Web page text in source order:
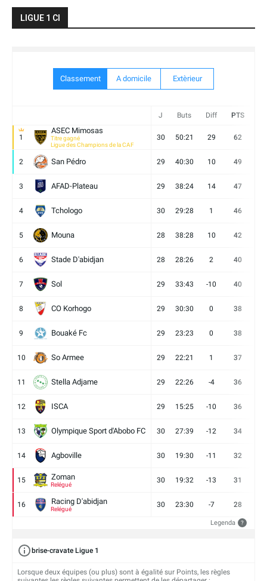
LIGUE 1 CI
Classement A domicile Extèrieur
J Buts Diff PTS
1
ASEC Mimosas
Titre gagné
Ligue des Champions de la CAF
30 50:21 29 62
2 San Pédro 29 40:30 10 49
3 AFAD-Plateau 29 38:24 14 47
4 Tchologo 30 29:28 1 46
5 Mouna 28 38:28 10 42
6 Stade D'abidjan 28 28:26 2 40
7 Sol 29 33:43 -10 40
8 CO Korhogo 29 30:30 0 38
9 Bouaké Fc 29 23:23 0 38
10 So Armee 29 22:21 1 37
11 Stella Adjame 29 22:26 -4 36
12 ISCA 29 15:25 -10 36
13 Olympique Sport d'Abobo FC 30 27:39 -12 34
14 Agboville 30 19:30 -11 32
15 Zoman
Relégué
30 19:32 -13 31
16 Racing D'abidjan
Relégué
30 23:30 -7 28
Legenda ?
brise-cravate Ligue 1
Lorsque deux équipes (ou plus) sont à égalité sur Points, les règles